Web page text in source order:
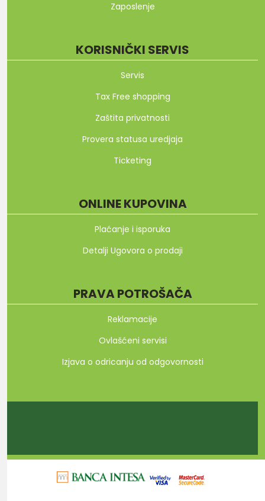
Zaposlenje
KORISNIČKI SERVIS
Servis
Tax Free shopping
Zaštita privatnosti
Provera statusa uredjaja
Ticketing
ONLINE KUPOVINA
Plaćanje i isporuka
Detalji Ugovora o prodaji
PRAVA POTROŠAČA
Reklamacije
Ovlašćeni servisi
Izjava o odricanju od odgovornosti